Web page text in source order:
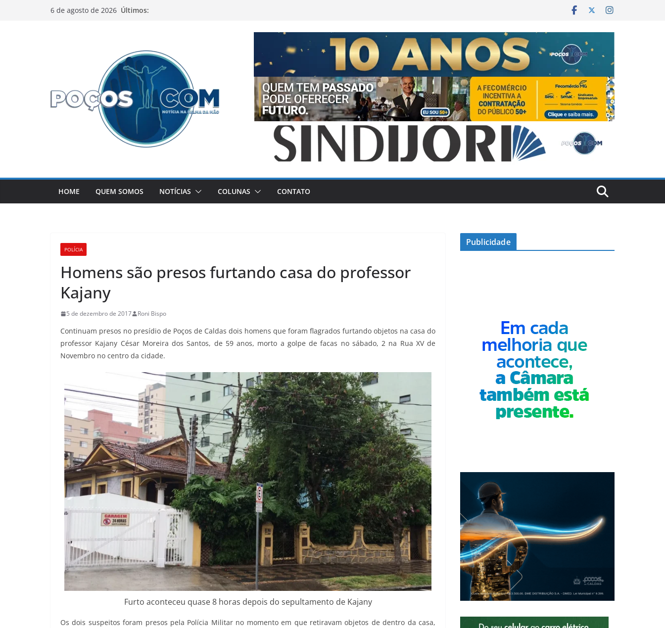
6 de agosto de 2026 Últimos:
HOME QUEM SOMOS NOTÍCIAS COLUNAS CONTATO
POLÍCIA
Homens são presos furtando casa do professor
Kajany
5 de dezembro de 2017 Roni Bispo
Continuam presos no presídio de Poços de Caldas dois homens que foram flagrados furtando objetos na casa do
professor Kajany César Moreira dos Santos, de 59 anos, morto a golpe de facas no sábado, 2 na Rua XV de
Novembro no centro da cidade.
Furto aconteceu quase 8 horas depois do sepultamento de Kajany
Os dois suspeitos foram presos pela Polícia Militar no momento em que retiravam objetos de dentro da casa,
Publicidade